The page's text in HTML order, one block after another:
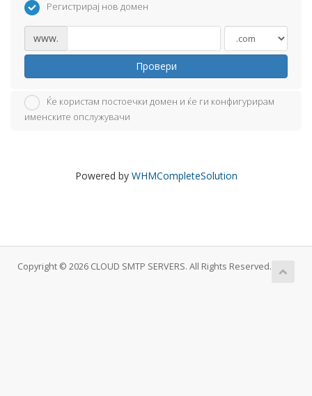
Регистрирај нов домен
www.
Провери
Ќе користам постоечки домен и ќе ги конфигурирам
именските опслужувачи
Powered by WHMCompleteSolution
Copyright © 2026 CLOUD SMTP SERVERS. All Rights Reserved.